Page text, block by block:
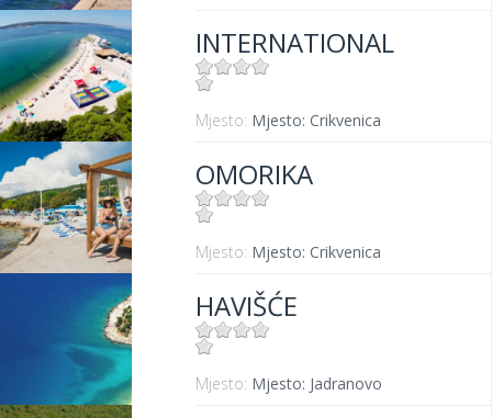
INTERNATIONAL
Mjesto: Mjesto: Crikvenica
OMORIKA
Mjesto: Mjesto: Crikvenica
HAVIŠĆE
Mjesto: Mjesto: Jadranovo